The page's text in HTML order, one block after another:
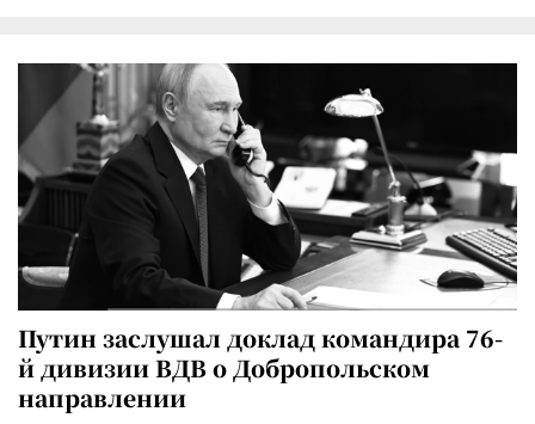
Путин заслушал доклад командира 76-
й дивизии ВДВ о Добропольском
направлении